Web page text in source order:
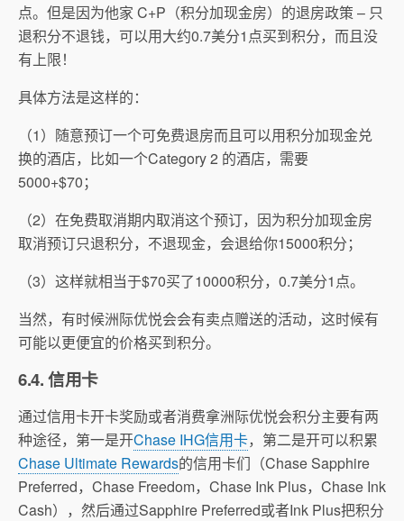
点。但是因为他家 C+P（积分加现金房）的退房政策 – 只
退积分不退钱，可以用大约0.7美分1点买到积分，而且没
有上限！
具体方法是这样的：
（1）随意预订一个可免费退房而且可以用积分加现金兑
换的酒店，比如一个Category 2 的酒店，需要
5000+$70；
（2）在免费取消期内取消这个预订，因为积分加现金房
取消预订只退积分，不退现金，会退给你15000积分；
（3）这样就相当于$70买了10000积分，0.7美分1点。
当然，有时候洲际优悦会会有卖点赠送的活动，这时候有
可能以更便宜的价格买到积分。
6.4. 信用卡
通过信用卡开卡奖励或者消费拿洲际优悦会积分主要有两
种途径，第一是开Chase IHG信用卡，第二是开可以积累
Chase Ultimate Rewards的信用卡们（Chase Sapphire
Preferred，Chase Freedom，Chase Ink Plus，Chase Ink
Cash），然后通过Sapphire Preferred或者Ink Plus把积分